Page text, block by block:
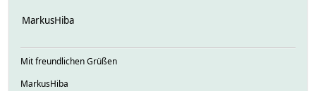
MarkusHiba
Mit freundlichen Grüßen
MarkusHiba